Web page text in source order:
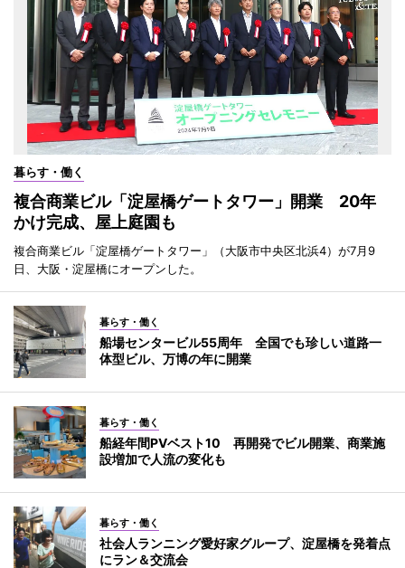
暮らす・働く
複合商業ビル「淀屋橋ゲートタワー」開業 20年
かけ完成、屋上庭園も
複合商業ビル「淀屋橋ゲートタワー」（大阪市中央区北浜4）が7月9
日、大阪・淀屋橋にオープンした。
暮らす・働く
船場センタービル55周年 全国でも珍しい道路一
体型ビル、万博の年に開業
暮らす・働く
船経年間PVベスト10 再開発でビル開業、商業施
設増加で人流の変化も
暮らす・働く
社会人ランニング愛好家グループ、淀屋橋を発着点
にラン＆交流会